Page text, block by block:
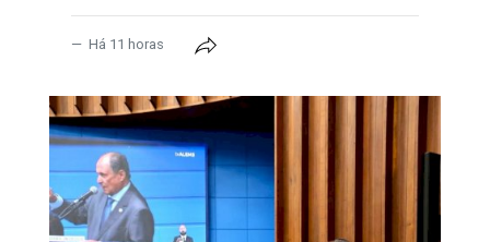
Há 11 horas